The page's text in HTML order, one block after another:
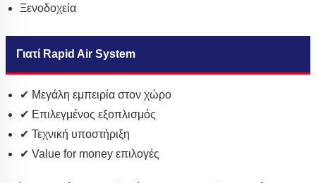
Ξενοδοχεία
Γιατί Rapid Air System
✔ Μεγάλη εμπειρία στον χώρο
✔ Επιλεγμένος εξοπλισμός
✔ Τεχνική υποστήριξη
✔ Value for money επιλογές